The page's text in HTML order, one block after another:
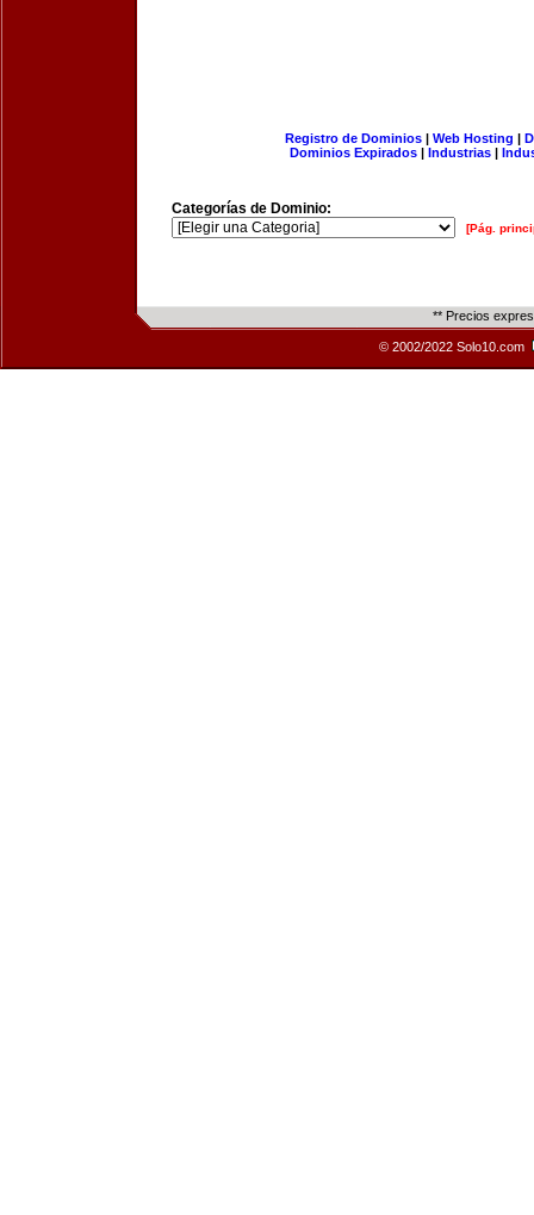
Registro de Dominios| Web Hosting |
Dominios Expirados | Industrias |
Categorías de Dominio:
[Pág.
** Precios
© 2002/2022 Solo10.com